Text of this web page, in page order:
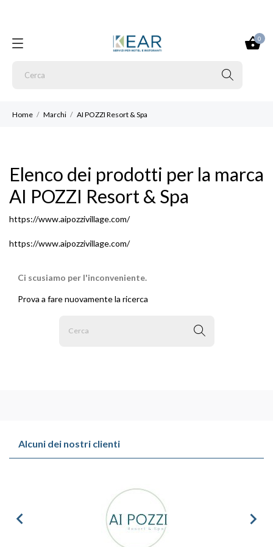
0
Home Marchi AI POZZI Resort & Spa
Elenco dei prodotti per la marca
AI POZZI Resort & Spa
https://www.aipozzivillage.com/
https://www.aipozzivillage.com/
Ci scusiamo per l'inconveniente.
Prova a fare nuovamente la ricerca
Alcuni dei nostri clienti
 